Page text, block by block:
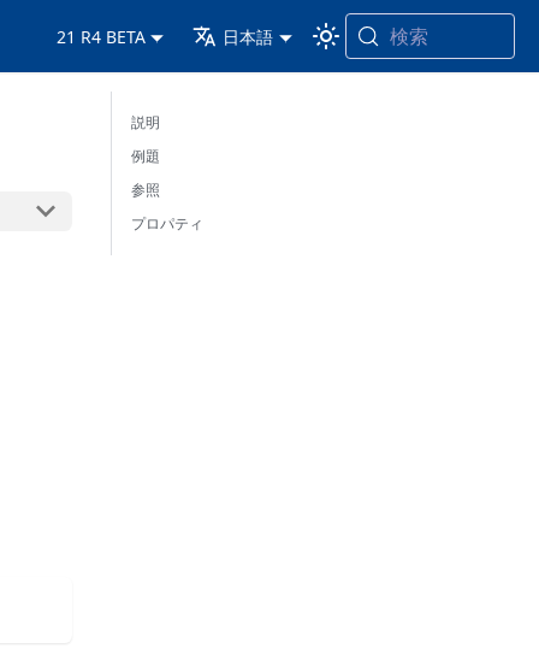
21 R4 BETA 日本語 検索
説明
例題
参照
プロパティ